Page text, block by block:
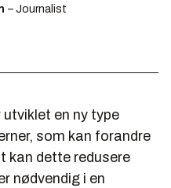
– Journalist
utviklet en ny type
som kan forandre
kan dette redusere
nødvendig i en